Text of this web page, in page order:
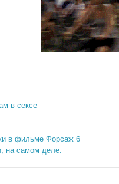
в сексе
в фильме Форсаж 6
на самом деле.